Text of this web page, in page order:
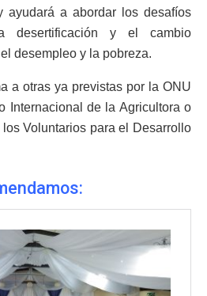
ayudará a abordar los desafíos
desertificación y el cambio
desempleo y la pobreza.
a otras ya previstas por la ONU
Internacional de la Agricultora o
Voluntarios para el Desarrollo